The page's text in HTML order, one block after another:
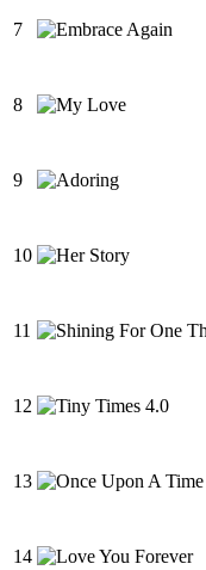
7
8
9
10
11
12
13
14